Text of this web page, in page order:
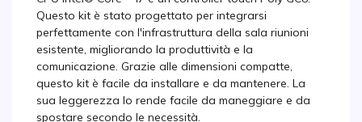
Questo kit è stato progettato per integrarsi
perfettamente con l'infrastruttura della sala riunioni
esistente, migliorando la produttività e la
comunicazione. Grazie alle dimensioni compatte,
questo kit è facile da installare e da mantenere. La
sua leggerezza lo rende facile da maneggiare e da
spostare secondo le necessità.